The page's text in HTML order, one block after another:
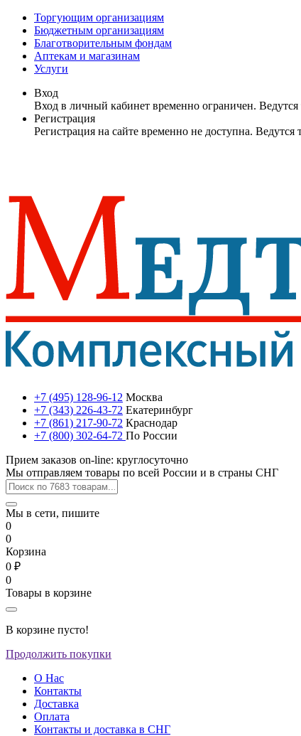
Торгующим организациям
Бюджетным организациям
Благотворительным фондам
Аптекам и магазинам
Услуги
Вход
Вход в личный кабинет временно ограничен.
Регистрация
Регистрация на сайте временно не доступна.
+7 (495) 128-96-12 Москва
+7 (343) 226-43-72 Екатеринбург
+7 (861) 217-90-72 Краснодар
+7 (800) 302-64-72 По России
Прием заказов on-line: круглосуточно
Мы отправляем товары по всей России и в страны СНГ
Мы в сети, пишите
0
0
Корзина
0 ₽
0
Товары в корзине
В корзине пусто!
Продолжить покупки
О Нас
Контакты
Доставка
Оплата
Контакты и доставка в СНГ